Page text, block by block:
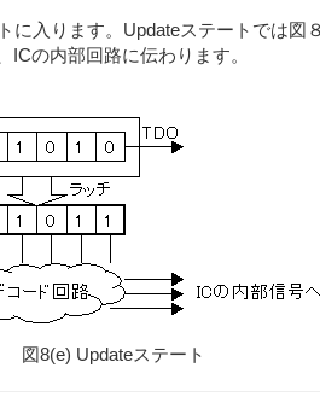
入ります。Updateステートでは図
の内部回路に伝わります。
図8(e) Updateステート